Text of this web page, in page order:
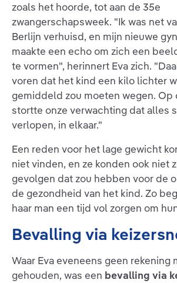
zoals het hoorde, tot aan de 35e
zwangerschapsweek. "Ik was net
Berlijn verhuisd, en mijn nieuwe
maakte een echo om zich een
te vormen", herinnert Eva zich.
voren dat het kind een kilo lichter
gemiddeld zou moeten wegen. Op
stortte onze verwachting dat alles
verlopen, in elkaar."
Een reden voor het lage gewicht
niet vinden, en ze konden ook niet
gevolgen dat zou hebben voor de
de gezondheid van het kind. Zo
haar man een tijd vol zorgen om
Bevalling via
Waar Eva eveneens geen rekening
gehouden, was een bevalling via